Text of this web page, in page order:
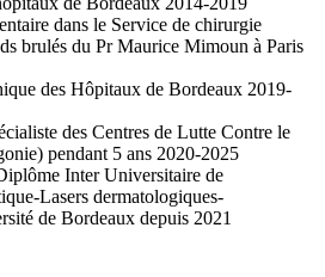
dans le Service de chirurgie
brulés du Pr Maurice Mimoun à Paris
des Hôpitaux de Bordeaux 2019-
des Centres de Lutte Contre le
pendant 5 ans 2020-2025
Inter Universitaire de
Lasers dermatologiques-
de Bordeaux depuis 2021